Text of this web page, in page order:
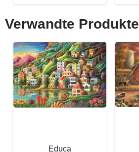
Verwandte Produkte
Educa